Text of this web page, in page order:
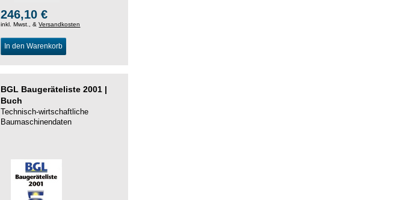
246,10 €
inkl. Mwst., &Versandkosten
In den Warenkorb
BGL Baugeräteliste 2001 |
Buch
Technisch-wirtschaftliche
Baumaschinendaten